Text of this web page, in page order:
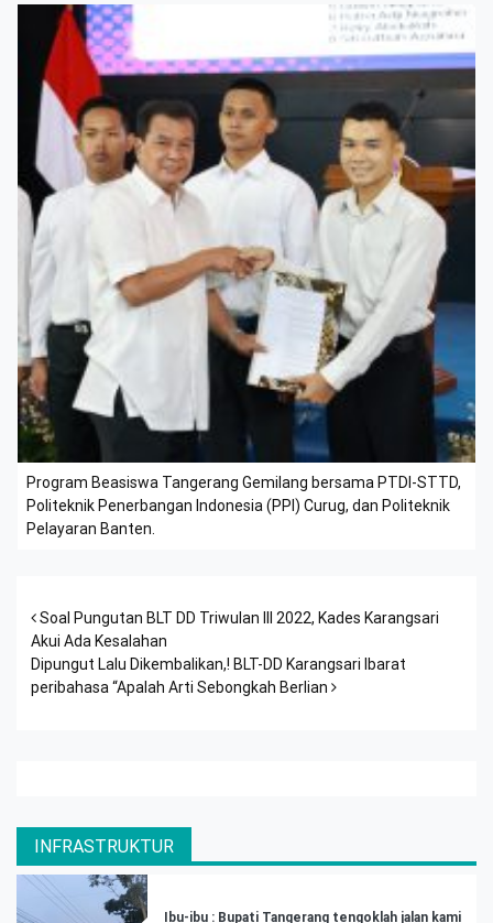
Program Beasiswa Tangerang Gemilang bersama PTDI-STTD,
Politeknik Penerbangan Indonesia (PPI) Curug, dan Politeknik
Pelayaran Banten.
Post navigation
Soal Pungutan BLT DD Triwulan III 2022, Kades Karangsari
Akui Ada Kesalahan
Dipungut Lalu Dikembalikan,! BLT-DD Karangsari Ibarat
peribahasa “Apalah Arti Sebongkah Berlian
INFRASTRUKTUR
Ibu-ibu : Bupati Tangerang tengoklah jalan kami